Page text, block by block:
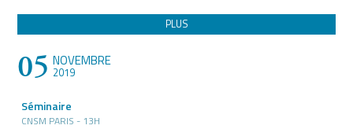
PLUS
05 NOVEMBRE
2019
Séminaire
CNSM PARIS - 13H